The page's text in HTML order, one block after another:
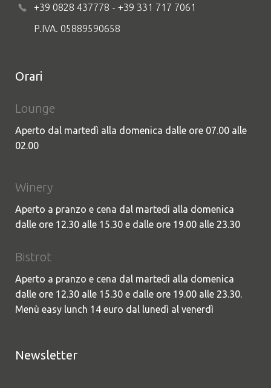
+39 0828 437778 - +39 331 717 7061
P.IVA. 05889590658
Orari
Lounge
Aperto dal martedì alla domenica dalle ore 07.00 alle
02.00
Winery
Aperto a pranzo e cena dal martedì alla domenica
dalle ore 12.30 alle 15.30 e dalle ore 19.00 alle 23.30
Bistrot
Aperto a pranzo e cena dal martedì alla domenica
dalle ore 12.30 alle 15.30 e dalle ore 19.00 alle 23.30.
Menù easy lunch 14 euro dal lunedì al venerdì
Newsletter